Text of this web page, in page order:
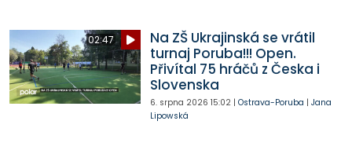
02:47
Na ZŠ Ukrajinská se vrátil
turnaj Poruba!!! Open.
Přivítal 75 hráčů z Česka i
Slovenska
6. srpna 2026 15:02| Ostrava-Poruba | Jana
Lipowská